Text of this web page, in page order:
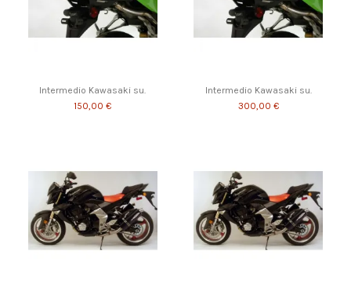
Intermedio Kawasaki su.
150,00 €
Intermedio Kawasaki su.
300,00 €